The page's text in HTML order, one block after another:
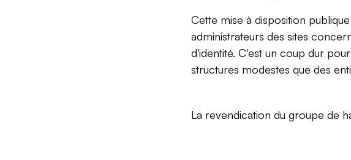
Cette mise à disposition
administrateurs des sites
d'identité. C'est un coup dur
structures modestes que des
La revendication du groupe de